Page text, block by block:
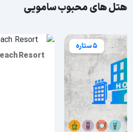
هتل های محبوب سامویی
5 ستاره
Resort